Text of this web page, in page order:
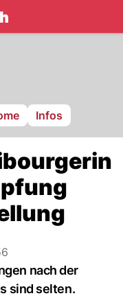
Infos
nach der
sind selten.